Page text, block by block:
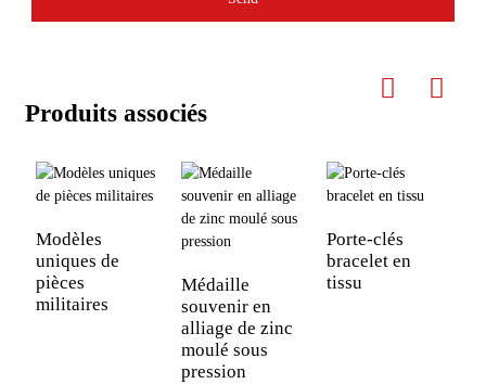
Produits associés
Modèles
uniques de
pièces
militaires
Médaille
souvenir en
alliage de zinc
moulé sous
pression
Porte-clés
bracelet en
tissu